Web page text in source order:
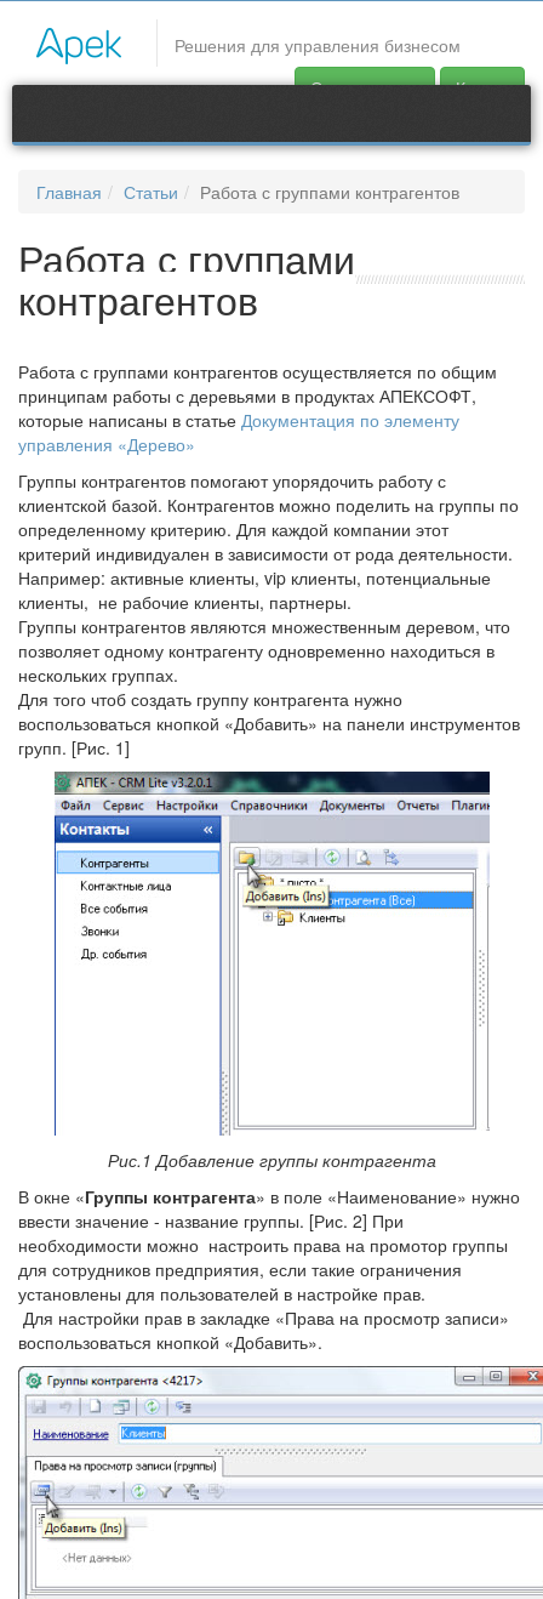
CRM системы
Группы контрагентов помогают упорядочить работу с
критерий индивидуален в зависимости от рода деятельности.
Продукты
Контакты
Решения для управления бизнесом
Скачать демо
Купить
Главная Статьи Работа с группами контрагентов
Работа с группами
контрагентов
Работа с группами контрагентов осуществляется по общим
принципам работы с деревьями в продуктах АПЕКСОФТ,
которые написаны в статье Документация по элементу
управления «Дерево»
Группы контрагентов помогают упорядочить работу с
клиентской базой. Контрагентов можно поделить на группы по
определенному критерию. Для каждой компании этот
критерий индивидуален в зависимости от рода деятельности.
Например: активные клиенты, vip клиенты, потенциальные
клиенты, не рабочие клиенты, партнеры.
Группы контрагентов являются множественным деревом, что
позволяет одному контрагенту одновременно находиться в
нескольких группах.
Для того чтоб создать группу контрагента нужно
воспользоваться кнопкой «Добавить» на панели инструментов
групп. [Рис. 1]
Рис.1 Добавление группы контрагента
В окне «Группы контрагента» в поле «Наименование» нужно
ввести значение - название группы. [Рис. 2] При
необходимости можно настроить права на промотор группы
для сотрудников предприятия, если такие ограничения
установлены для пользователей в настройке прав.
Для настройки прав в закладке «Права на просмотр записи»
воспользоваться кнопкой «Добавить».